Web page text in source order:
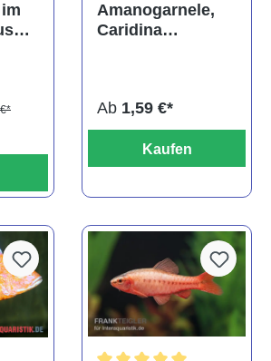
Amanogarnele,
Caridina
Ab 1,59 €*
Kaufen